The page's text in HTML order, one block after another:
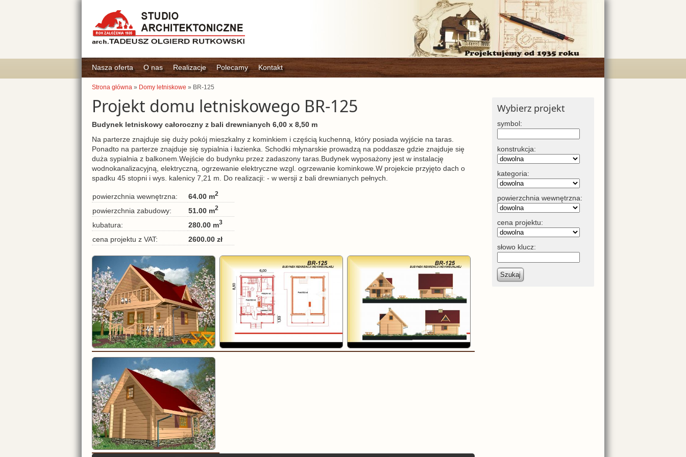
Nasza oferta O nas Realizacje Polecamy Kontakt
Strona główna » Domy letniskowe » BR-125
Projekt domu letniskowego BR-125
Budynek letniskowy całoroczny z bali drewnianych 6,00 x 8,50 m
Na parterze znajduje się duży pokój mieszkalny z kominkiem i częścią kuchenną, który posiada wyjście na taras.
Ponadto na parterze znajduje się sypialnia i łazienka. Schodki młynarskie prowadzą na poddasze gdzie znajduje się
duża sypialnia z balkonem.Wejście do budynku przez zadaszony taras.Budynek wyposażony jest w instalację
wodnokanalizacyjną, elektryczną, ogrzewanie elektryczne wzgl. ogrzewanie kominkowe.W projekcie przyjęto dach o
spadku 45 stopni i wys. kalenicy 7,21 m. Do realizacji: - w wersji z bali drewnianych pełnych.
powierzchnia wewnętrzna: 64.00 m2
powierzchnia zabudowy: 51.00 m2
kubatura: 280.00 m3
cena projektu z VAT: 2600.00 zł
Wybierz projekt
symbol:
konstrukcja:
kategoria:
powierzchnia wewnętrzna:
cena projektu:
słowo klucz:
Szukaj